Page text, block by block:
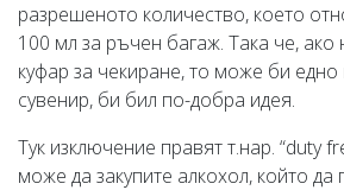
разрешеното количество, което
100 мл за ръчен багаж. Така че, ако
куфар за чекиране, то може би едно
сувенир, би бил по-добра идея.
Тук изключение правят т.нар. “duty
може да закупите алкохол, който да